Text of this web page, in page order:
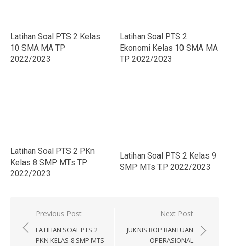
Latihan Soal PTS 2 Kelas
10 SMA MA TP
2022/2023
Latihan Soal PTS 2
Ekonomi Kelas 10 SMA MA
TP 2022/2023
Latihan Soal PTS 2 PKn
Kelas 8 SMP MTs TP
2022/2023
Latihan Soal PTS 2 Kelas 9
SMP MTs T.P 2022/2023
Navigasi
pos
Previous Post
LATIHAN SOAL PTS 2
PKN KELAS 8 SMP MTS
Next Post
JUKNIS BOP BANTUAN
OPERASIONAL